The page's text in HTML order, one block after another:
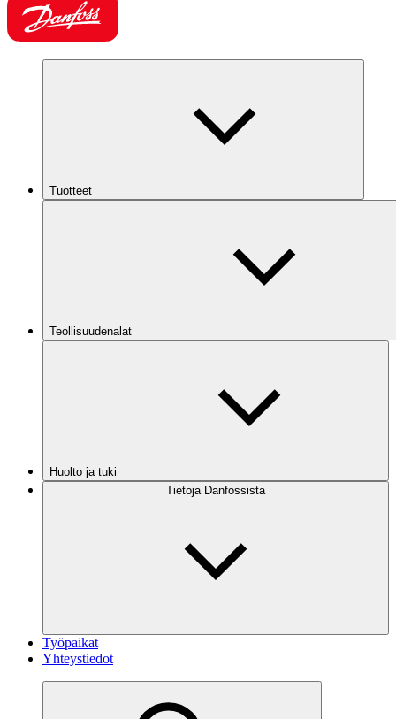
Tuotteet
Teollisuudenalat
Huolto ja tuki
Tietoja Danfossista
Työpaikat
Yhteystiedot